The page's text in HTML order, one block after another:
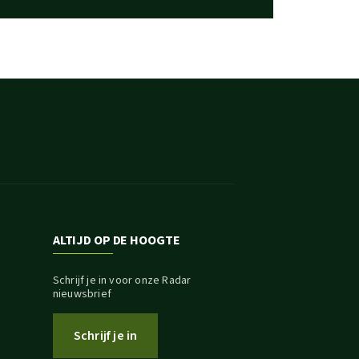
ALTIJD OP DE HOOGTE
Schrijf je in voor onze Radar
nieuwsbrief
Schrijf je in